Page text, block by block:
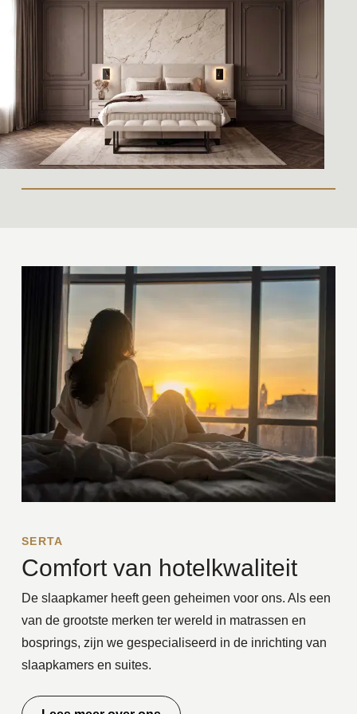
Comfort van hotelkwaliteit
SERTA
De slaapkamer heeft geen geheimen voor ons. Als een
van de grootste merken ter wereld in matrassen en
bosprings, zijn we gespecialiseerd in de inrichting van
slaapkamers en suites.